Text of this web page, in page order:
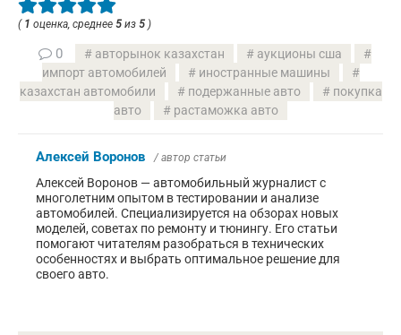
( 1 оценка, среднее 5 из 5 )
0 авторынок казахстан
аукционы сша
импорт автомобилей
иностранные машины
казахстан автомобили
подержанные авто
покупка
авто
растаможка авто
Алексей Воронов / автор статьи
Алексей Воронов — автомобильный журналист с
многолетним опытом в тестировании и анализе
автомобилей. Специализируется на обзорах новых
моделей, советах по ремонту и тюнингу. Его статьи
помогают читателям разобраться в технических
особенностях и выбрать оптимальное решение для
своего авто.